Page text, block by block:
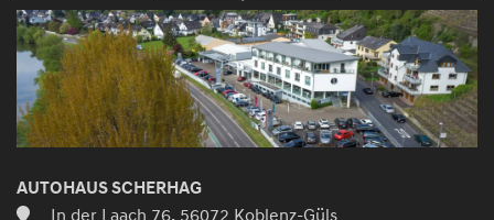
AUTOHAUS SCHERHAG
In der Laach 76, 56072 Koblenz-Güls